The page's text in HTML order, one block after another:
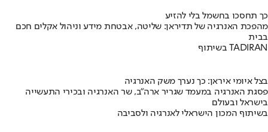
כך תחסכו בחשמל בלי להזיע
מהפכת האנרגיה של תדיראן: שליטה, אבטחת מידע וניהול אקלים חכם
בבית
בשיתוף TADIRAN
בצל איומי איראן: כך נערך משק האנרגיה
פסגת האנרגיה במעמד שגריר ארה"ב, שר האנרגיה ובכירי התעשייה
בישראל ובעולם
בשיתוף המכון הישראלי לאנרגיה ולסביבה